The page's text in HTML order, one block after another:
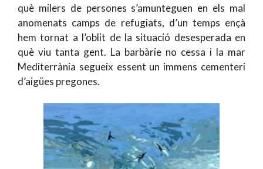
què milers de persones s’amunteguen en els mal
anomenats camps de refugiats, d’un temps ençà
hem tornat a l’oblit de la situació desesperada en
què viu tanta gent. La barbàrie no cessa i la mar
Mediterrània segueix essent un immens cementeri
d’aigües pregones.